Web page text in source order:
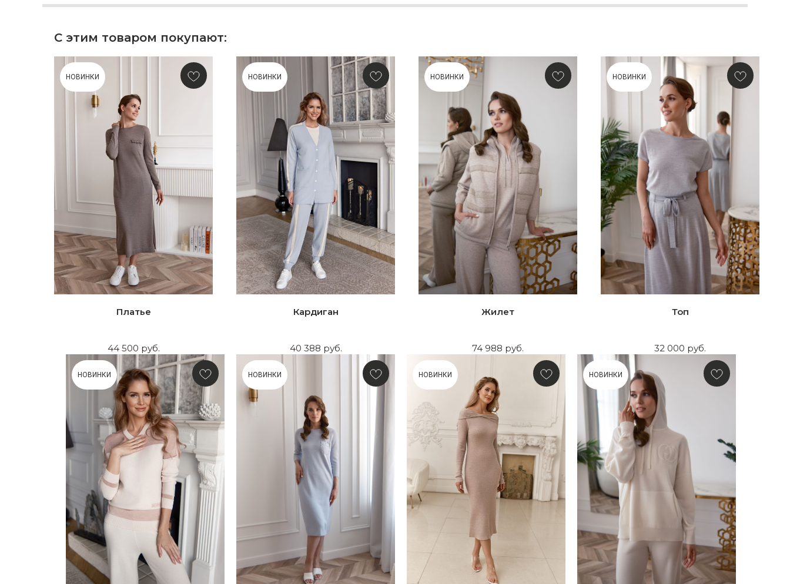
С этим товаром покупают:
НОВИНКИ
Платье
44 500 руб.
НОВИНКИ
Кардиган
40 388 руб.
НОВИНКИ
Жилет
74 988 руб.
НОВИНКИ
Топ
32 000 руб.
НОВИНКИ НОВИНКИ НОВИНКИ НОВИНКИ